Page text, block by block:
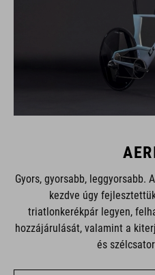
Gyors, gyorsabb, leggyorsabb.
kezdve úgy
triatlonkerékpár legyen,
hozzájárulását, valamint a
és